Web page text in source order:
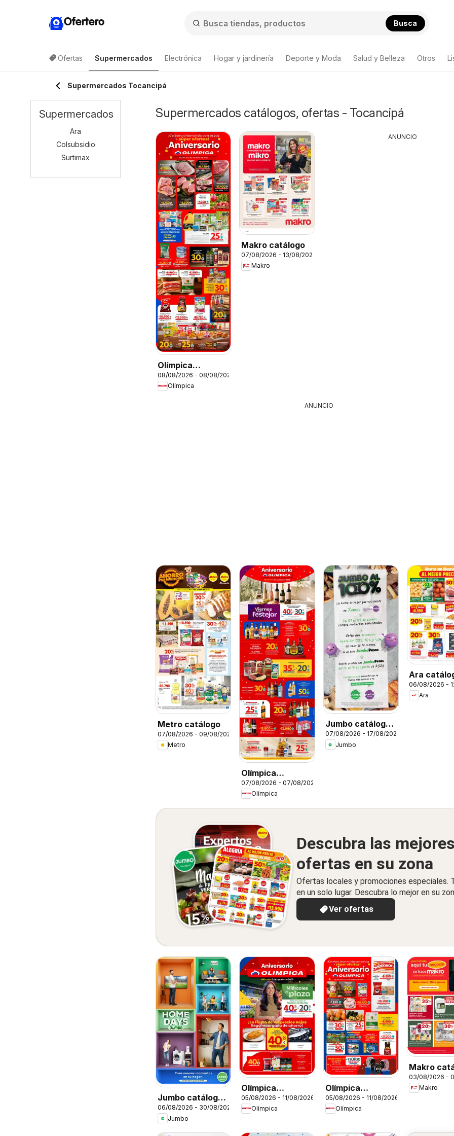
Ofertero Busca
Ofertas Supermercados Electrónica Hogar y jardinería Deporte y Moda Salud y Belleza Otros
Supermercados Tocancipá
Supermercados catálogos, ofertas - Tocancipá
Olímpica
catálogo súper
ofertas
08/08/2026 - 08/08/2026
Olímpica
Makro catálogo
07/08/2026 - 13/08/2026
Makro
ANUNCIO
ANUNCIO
Metro catálogo
07/08/2026 - 09/08/2026
Metro
Olímpica
catálogo viernes
para festejar
07/08/2026 - 07/08/2026
Olímpica
Jumbo catálogo
al 100
07/08/2026 - 17/08/2026
Jumbo
Ara
06/08/2026 -
Ara
Descubra las
ofertas en su zona
Ofertas locales y promociones especiales.
en un solo lugar. Descubra lo mejor en su
Ver ofertas
Jumbo catálogo
Home days
06/08/2026 - 30/08/2026
Jumbo
Olímpica
catálogo
Miércoles de
05/08/2026 - 11/08/2026
Olímpica
Olímpica
catálogo
Aniversario
05/08/2026 - 11/08/2026
Olímpica
Makro
03/08/2026 -
Makro
Supermercados
Ara
Colsubsidio
Surtimax